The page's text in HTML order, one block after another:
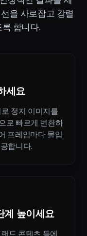
을 사로잡고 강렬
합니다.
세요
정지 이미지를
로 빠르게 변환하
프레임마다 몰입
합니다.
계 높이세요